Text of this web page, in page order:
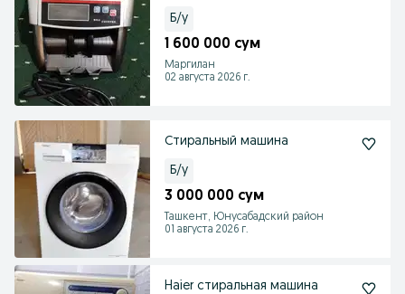
Б/у
1 600 000 сум
Маргилан
02 августа 2026 г.
Стиральный машина
Б/у
3 000 000 сум
Ташкент, Юнусабадский район
01 августа 2026 г.
Haier стиральная машина